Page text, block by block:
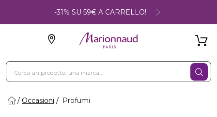
-31% SU 59€ A CARRELLO!
Occasioni Profumi